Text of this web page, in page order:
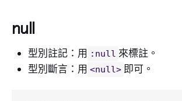
null
型別註記：用 :null 來標註。
型別斷言：用 <null> 即可。